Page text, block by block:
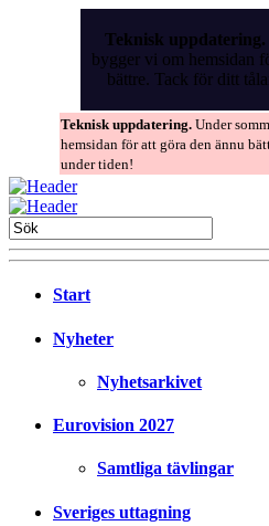
Teknisk uppdatering.
bygger vi om hemsidan
bättre. Tack för ditt
Teknisk uppdatering. Under
hemsidan för att göra den ännu
under tiden!
Start
Nyheter
Nyhetsarkivet
Eurovision 2027
Samtliga tävlingar
Sveriges uttagning